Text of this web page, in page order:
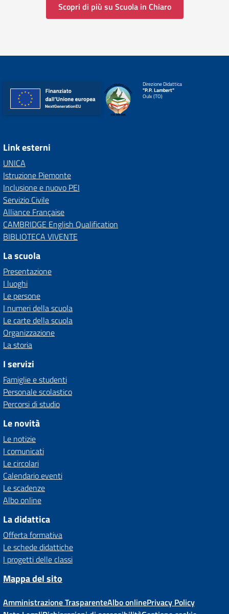
Scopri di più su Scuola in Chiaro
Direzione Didattica
"P.P. Lambert"
Oulx (TO)
Link esterni
UNICA
Istruzione Piemonte
Inclusione e nuovo PEI
Servizio Civile
Alliance Française
CAMBRIDGE English Qualification
BIBLIOTECA VIVENTE
La scuola
Presentazione
I luoghi
Le persone
I numeri della scuola
Le carte della scuola
Organizzazione
La storia
I servizi
Famiglie e studenti
Personale scolastico
Percorsi di studio
Le novità
Le notizie
I comunicati
Le circolari
Calendario eventi
Le scadenze
Albo online
La didattica
Offerta formativa
Le schede didattiche
I progetti delle classi
Mappa del sito
Amministrazione TrasparenteAlbo onlinePrivacy Policy